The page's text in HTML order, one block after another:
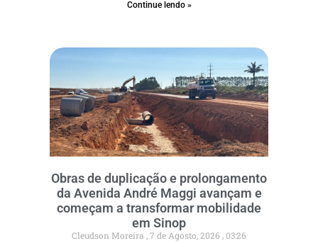
Continue lendo »
Obras de duplicação e prolongamento
da Avenida André Maggi avançam e
começam a transformar mobilidade
em Sinop
Cleudson Moreira 7 de Agosto, 2026 03:26